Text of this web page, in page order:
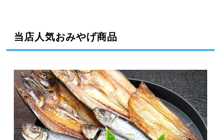
当店人気おみやげ商品